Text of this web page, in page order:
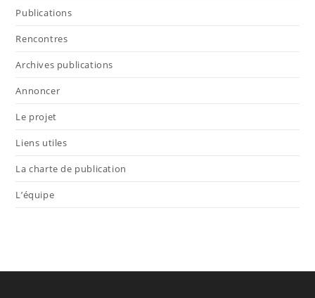
Publications
Rencontres
Archives publications
Annoncer
Le projet
Liens utiles
La charte de publication
L’équipe